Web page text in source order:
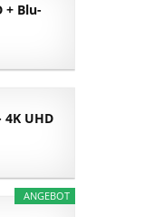
+ Blu-
UHD
ANGEBOT